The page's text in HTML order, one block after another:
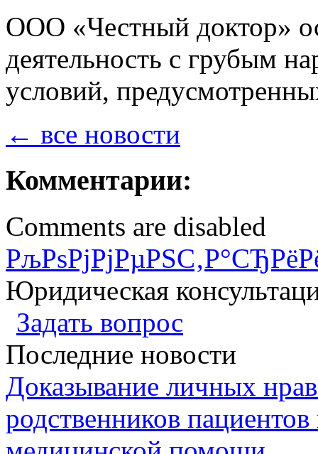
ООО «Честный доктор»
деятельность с грубым
условий,
← все новости
Комментарии:
Comments are disabled
Юридическая
Задать вопрос
Последние новости
Доказывание личных
родственников